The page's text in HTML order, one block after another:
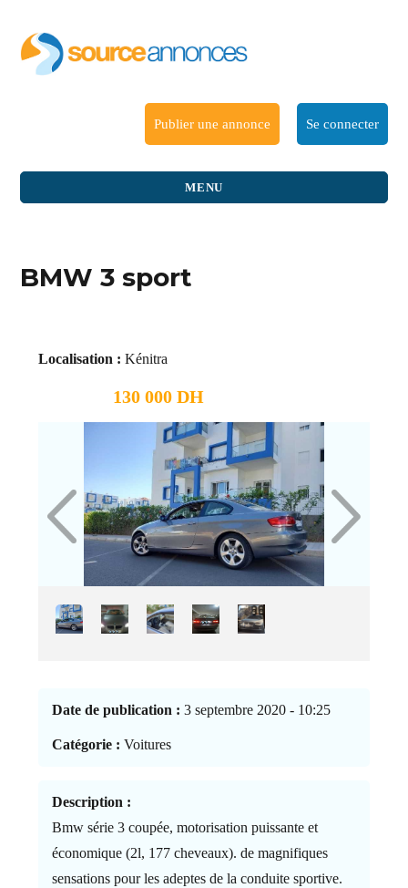
Publier une annonce Se connecter
MENU
BMW 3 sport
Localisation : Kénitra
130 000 DH
Date de publication : 3 septembre 2020 - 10:25
Catégorie : Voitures
Description :
Bmw série 3 coupée, motorisation puissante et
économique (2l, 177 cheveaux). de magnifiques
sensations pour les adeptes de la conduite sportive.